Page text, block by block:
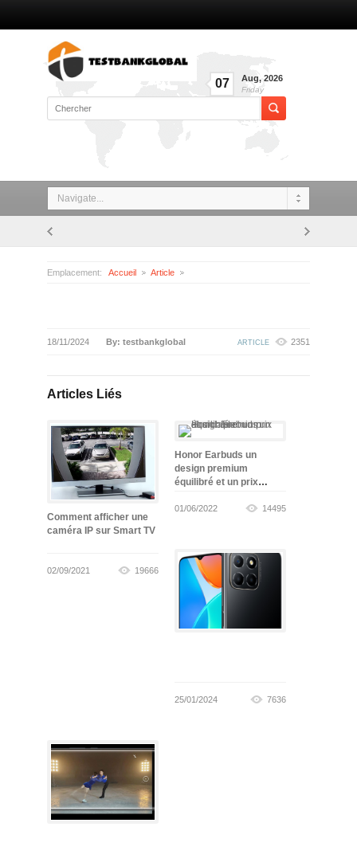
07 Aug, 2026
Friday
Navigate...
Emplacement: Accueil Article
18/11/2024 By: testbankglobal ARTICLE 2351
Articles Liés
Comment afficher une
caméra IP sur Smart TV
02/09/2021 19666
Honor Earbuds un
design premium
équilibré et un prix
01/06/2022 14495
25/01/2024 7636